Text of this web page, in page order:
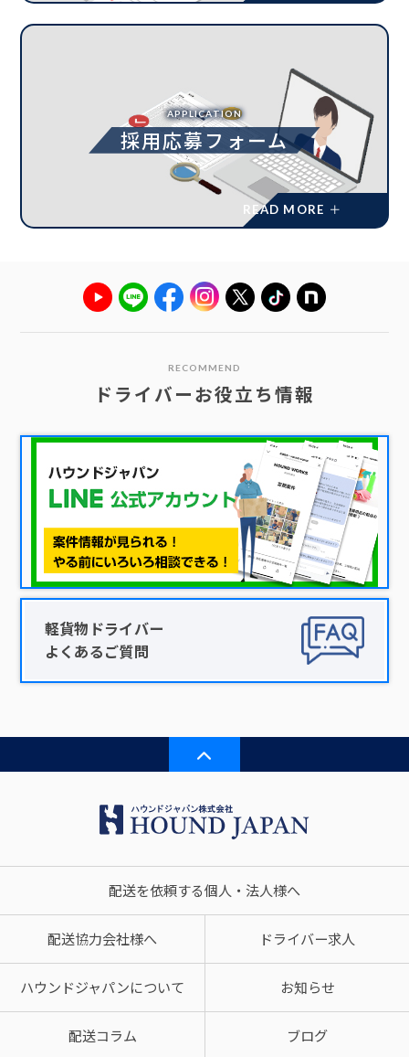
APPLICATION
採用応募フォーム
RECOMMEND
ドライバーお役立ち情報
軽貨物ドライバー
よくあるご質問
配送を依頼する個人・法人様へ
配送協力会社様へ ドライバー求人
ハウンドジャパンについて お知らせ
配送コラム ブログ